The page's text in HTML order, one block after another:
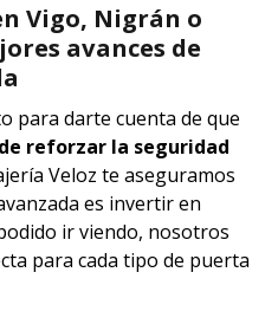
Vigo, Nigrán o
avances de
para darte cuenta de que
reforzar la seguridad
Veloz te aseguramos
es invertir en
ir viendo, nosotros
para cada tipo de puerta